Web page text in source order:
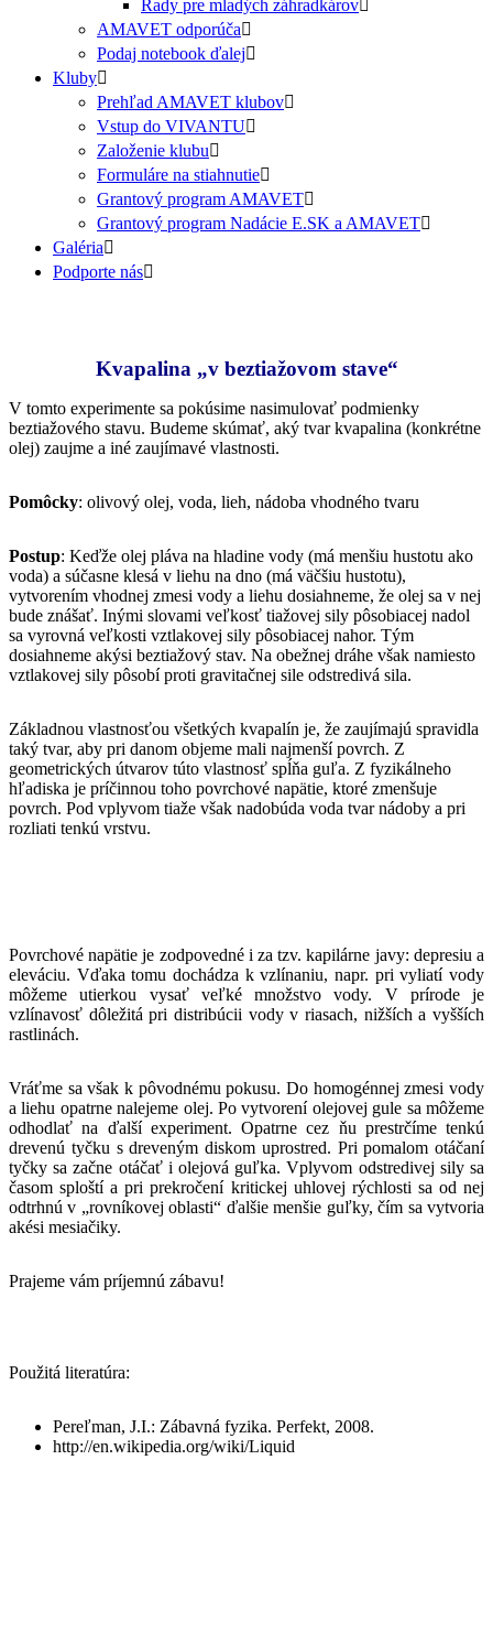
Rady pre mladých záhradkárov
AMAVET odporúča
Podaj notebook ďalej
Kluby
Prehľad AMAVET klubov
Vstup do VIVANTU
Založenie klubu
Formuláre na stiahnutie
Grantový program AMAVET
Grantový program Nadácie E.SK a AMAVET
Galéria
Podporte nás
Kvapalina „v beztiažovom stave“
V tomto experimente sa pokúsime nasimulovať podmienky
beztiažového stavu. Budeme skúmať, aký tvar kvapalina (konkrétne
olej) zaujme a iné zaujímavé vlastnosti.
Pomôcky: olivový olej, voda, lieh, nádoba vhodného tvaru
Postup: Keďže olej pláva na hladine vody (má menšiu hustotu ako
voda) a súčasne klesá v liehu na dno (má väčšiu hustotu),
vytvorením vhodnej zmesi vody a liehu dosiahneme, že olej sa v nej
bude znášať. Inými slovami veľkosť tiažovej sily pôsobiacej nadol
sa vyrovná veľkosti vztlakovej sily pôsobiacej nahor. Tým
dosiahneme akýsi beztiažový stav. Na obežnej dráhe však namiesto
vztlakovej sily pôsobí proti gravitačnej sile odstredivá sila.
Základnou vlastnosťou všetkých kvapalín je, že zaujímajú spravidla
taký tvar, aby pri danom objeme mali najmenší povrch. Z
geometrických útvarov túto vlastnosť spĺňa guľa. Z fyzikálneho
hľadiska je príčinnou toho povrchové napätie, ktoré zmenšuje
povrch. Pod vplyvom tiaže však nadobúda voda tvar nádoby a pri
rozliati tenkú vrstvu.
Povrchové napätie je zodpovedné i za tzv. kapilárne javy: depresiu a
eleváciu. Vďaka tomu dochádza k vzlínaniu, napr. pri vyliatí vody
môžeme utierkou vysať veľké množstvo vody. V prírode je
vzlínavosť dôležitá pri distribúcii vody v riasach, nižších a vyšších
rastlinách.
Vráťme sa však k pôvodnému pokusu. Do homogénnej zmesi vody
a liehu opatrne nalejeme olej. Po vytvorení olejovej gule sa môžeme
odhodlať na ďalší experiment. Opatrne cez ňu prestrčíme tenkú
drevenú tyčku s dreveným diskom uprostred. Pri pomalom otáčaní
tyčky sa začne otáčať i olejová guľka. Vplyvom odstredivej sily sa
časom sploští a pri prekročení kritickej uhlovej rýchlosti sa od nej
odtrhnú v „rovníkovej oblasti“ ďalšie menšie guľky, čím sa vytvoria
akési mesiačiky.
Prajeme vám príjemnú zábavu!
Použitá literatúra:
Pereľman, J.I.: Zábavná fyzika. Perfekt, 2008.
http://en.wikipedia.org/wiki/Liquid